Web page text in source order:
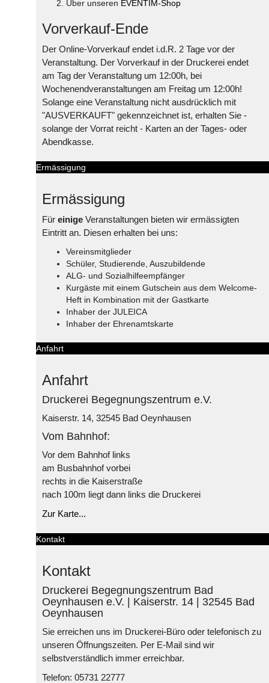
Über unseren EVENTIM-Shop
Vorverkauf-Ende
Der Online-Vorverkauf endet i.d.R. 2 Tage vor der
Veranstaltung. Der Vorverkauf in der Druckerei endet
am Tag der Veranstaltung um 12:00h, bei
Wochenendveranstaltungen am Freitag um 12:00h!
Solange eine Veranstaltung nicht ausdrücklich mit
"AUSVERKAUFT" gekennzeichnet ist, erhalten Sie -
solange der Vorrat reicht - Karten an der Tages- oder
Abendkasse.
Ermässigung
Ermässigung
Für einige Veranstaltungen bieten wir ermässigten
Eintritt an. Diesen erhalten bei uns:
Vereinsmitglieder
Schüler, Studierende, Auszubildende
ALG- und Sozialhilfeempfänger
Kurgäste mit einem Gutschein aus dem Welcome-
Heft in Kombination mit der Gastkarte
Inhaber der JULEICA
Inhaber der Ehrenamtskarte
Anfahrt
Anfahrt
Druckerei Begegnungszentrum e.V.
Kaiserstr. 14, 32545 Bad Oeynhausen
Vom Bahnhof:
Vor dem Bahnhof links
am Busbahnhof vorbei
rechts in die Kaiserstraße
nach 100m liegt dann links die Druckerei
Zur Karte...
Kontakt
Kontakt
Druckerei Begegnungszentrum Bad
Oeynhausen e.V. | Kaiserstr. 14 | 32545 Bad
Oeynhausen
Sie erreichen uns im Druckerei-Büro oder telefonisch zu
unseren Öffnungszeiten. Per E-Mail sind wir
selbstverständlich immer erreichbar.
Telefon: 05731 22777